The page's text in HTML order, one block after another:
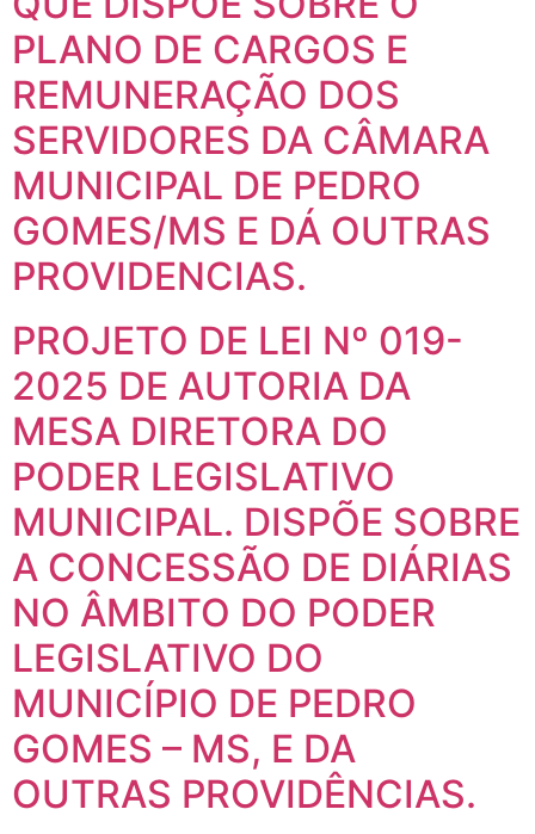
PLANO DE CARGOS E
REMUNERAÇÃO DOS
SERVIDORES DA CÂMARA
MUNICIPAL DE PEDRO
GOMES/MS E DÁ OUTRAS
PROVIDENCIAS.
PROJETO DE LEI Nº 019-
2025 DE AUTORIA DA
MESA DIRETORA DO
PODER LEGISLATIVO
MUNICIPAL. DISPÕE SOBRE
A CONCESSÃO DE DIÁRIAS
NO ÂMBITO DO PODER
LEGISLATIVO DO
MUNICÍPIO DE PEDRO
GOMES – MS, E DA
OUTRAS PROVIDÊNCIAS.